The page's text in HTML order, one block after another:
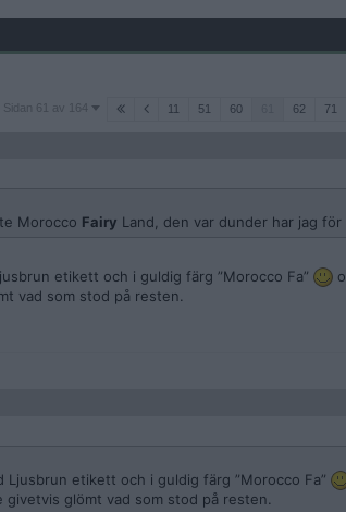
Sidan
Sidan 61 av 164 11 51 60 62 71
Morocco Fairy Land, den var dunder har jag för
etikett och i guldig färg ”Morocco Fa”
vad som stod på resten.
etikett och i guldig färg ”Morocco Fa”
glömt vad som stod på resten.